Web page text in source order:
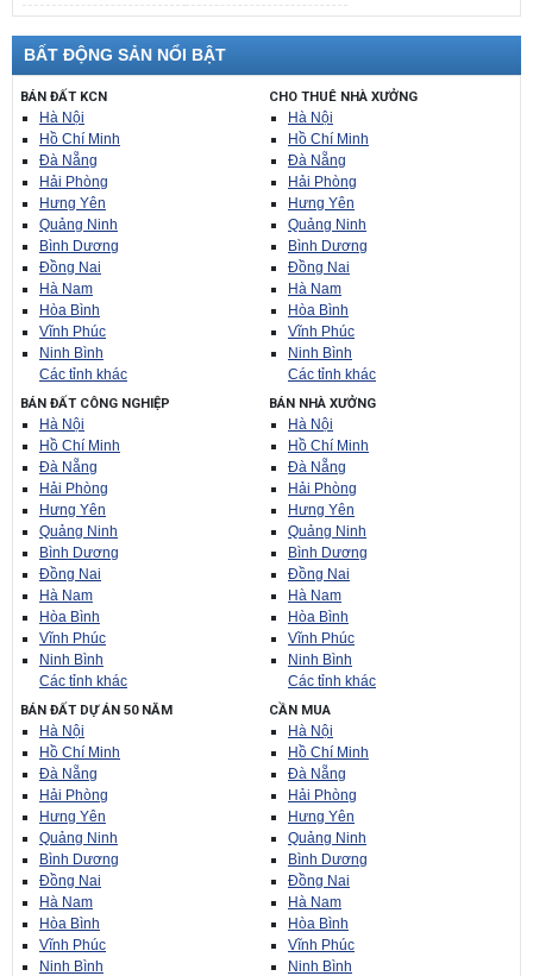
BẤT ĐỘNG SẢN NỔI BẬT
BÁN ĐẤT KCN
Hà Nội
Hồ Chí Minh
Đà Nẵng
Hải Phòng
Hưng Yên
Quảng Ninh
Bình Dương
Đồng Nai
Hà Nam
Hòa Bình
Vĩnh Phúc
Ninh Bình
Các tỉnh khác
CHO THUÊ NHÀ XƯỞNG
Hà Nội
Hồ Chí Minh
Đà Nẵng
Hải Phòng
Hưng Yên
Quảng Ninh
Bình Dương
Đồng Nai
Hà Nam
Hòa Bình
Vĩnh Phúc
Ninh Bình
Các tỉnh khác
BÁN ĐẤT CÔNG NGHIỆP
Hà Nội
Hồ Chí Minh
Đà Nẵng
Hải Phòng
Hưng Yên
Quảng Ninh
Bình Dương
Đồng Nai
Hà Nam
Hòa Bình
Vĩnh Phúc
Ninh Bình
Các tỉnh khác
BÁN NHÀ XƯỞNG
Hà Nội
Hồ Chí Minh
Đà Nẵng
Hải Phòng
Hưng Yên
Quảng Ninh
Bình Dương
Đồng Nai
Hà Nam
Hòa Bình
Vĩnh Phúc
Ninh Bình
Các tỉnh khác
BÁN ĐẤT DỰ ÁN 50 NĂM
Hà Nội
Hồ Chí Minh
Đà Nẵng
Hải Phòng
Hưng Yên
Quảng Ninh
Bình Dương
Đồng Nai
Hà Nam
Hòa Bình
Vĩnh Phúc
Ninh Bình
CẦN MUA
Hà Nội
Hồ Chí Minh
Đà Nẵng
Hải Phòng
Hưng Yên
Quảng Ninh
Bình Dương
Đồng Nai
Hà Nam
Hòa Bình
Vĩnh Phúc
Ninh Bình